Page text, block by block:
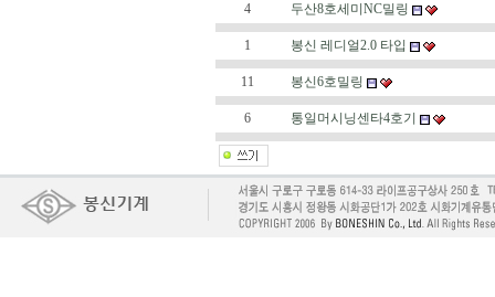
4 두산8호세미NC밀링
1 봉신 레디얼2.0 타입
11 봉신6호밀링
6 통일머시닝센타4호기